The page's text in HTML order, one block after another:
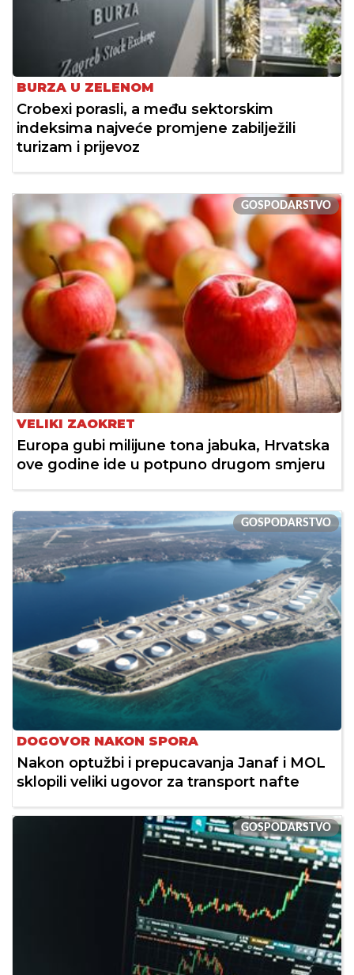
BURZA U ZELENOM
Crobexi porasli, a među sektorskim
indeksima najveće promjene zabilježili
turizam i prijevoz
GOSPODARSTVO
VELIKI ZAOKRET
Europa gubi milijune tona jabuka, Hrvatska
ove godine ide u potpuno drugom smjeru
GOSPODARSTVO
DOGOVOR NAKON SPORA
Nakon optužbi i prepucavanja Janaf i MOL
sklopili veliki ugovor za transport nafte
GOSPODARSTVO